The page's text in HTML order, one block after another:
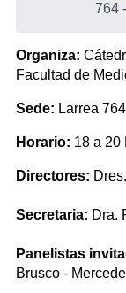
764 -
Organiza:
Facultad de
Sede: Larrea
Horario: 18 a 20
Directores:
Secretaria: Dra.
Panelistas
Brusco -